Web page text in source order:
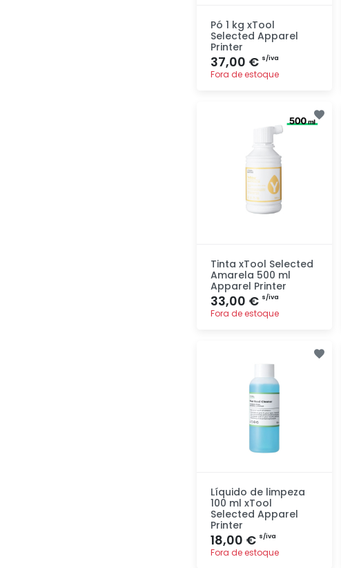
Pó 1 kg xTool
Selected Apparel
Printer
37,00 € s/iva
Fora de estoque
rapidamente
Tinta xTool Selected
Amarela 500 ml
Apparel Printer
33,00 € s/iva
Fora de estoque
Líquido de limpeza
100 ml xTool
Selected Apparel
Printer
18,00 € s/iva
Fora de estoque